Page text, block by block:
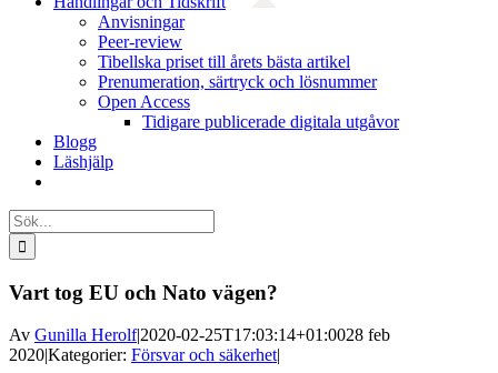
Anvisningar
Peer-review
Tibellska priset till årets bästa artikel
Prenumeration, särtryck och lösnummer
Open Access
Tidigare publicerade digitala utgåvor
Blogg
Läshjälp
Sök
efter:
Vart tog EU och Nato vägen?
Av Gunilla Herolf|2020-02-25T17:03:14+01:0028 feb
2020|Kategorier: Försvar och säkerhet|